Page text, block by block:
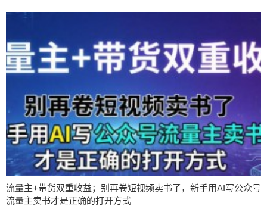
流量主+带货双重收益；别再卷短视频卖书了，新手用AI写公众号
流量主卖书才是正确的打开方式